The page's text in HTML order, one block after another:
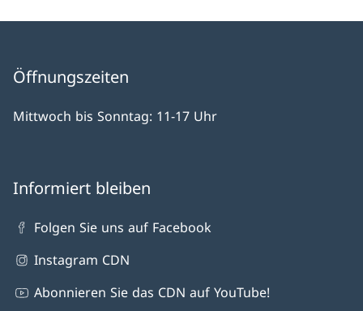
Öffnungszeiten
Mittwoch bis Sonntag: 11-17 Uhr
Informiert bleiben
Folgen Sie uns auf Facebook
Instagram CDN
Abonnieren Sie das CDN auf YouTube!